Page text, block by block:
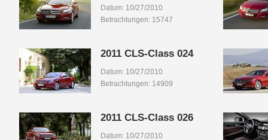
Datum: 10/27/2010
Betrachtungen: 15747
2011 CLS-Class 024
Datum: 10/27/2010
Betrachtungen: 14909
2011 CLS-Class 026
Datum: 10/27/2010